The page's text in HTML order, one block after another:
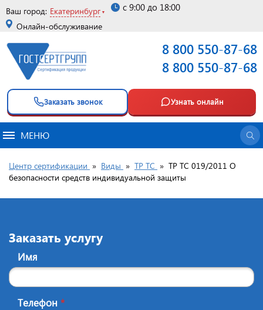
Ваш город: Екатеринбург
Онлайн-обслуживание
с 9:00 до 18:00
8 800 550-87-68
8 800 550-87-68
Заказать звонок Узнать онлайн
МЕНЮ
Центр сертификации » Виды » ТР ТС » ТР ТС 019/2011 О
безопасности средств индивидуальной защиты
Заказать услугу
Имя
Телефон *